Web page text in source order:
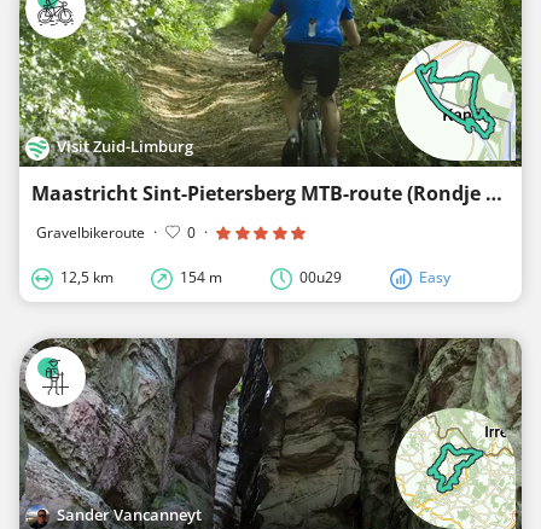
Visit Zuid-Limburg
Maastricht Sint-Pietersberg MTB-route (Rondje Riemst)
Gravelbikeroute · 0 ·
12,5 km 154 m 00u29 Easy
Sander Vancanneyt